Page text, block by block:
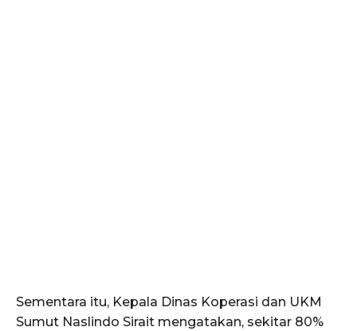
Sementara itu, Kepala Dinas Koperasi dan UKM
Sumut Naslindo Sirait mengatakan, sekitar 80%